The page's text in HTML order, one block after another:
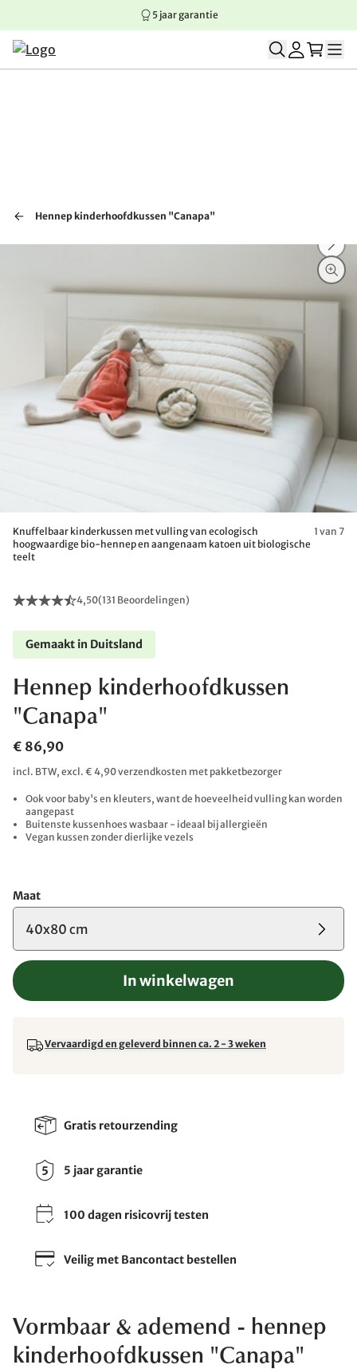
Springen naar hoofdinhoud
Springen naar hoofdnavigatie
Springen naar voettekst
5 jaar garantie
Hennep kinderhoofdkussen "Canapa"
Knuffelbaar kinderkussen met vulling van ecologisch
hoogwaardige bio-hennep en aangenaam katoen uit biologische
teelt
1 van 7
4,50(131 Beoordelingen)
Gemaakt in Duitsland
Hennep kinderhoofdkussen
"Canapa"
€ 86,90
incl. BTW, excl. € 4,90 verzendkosten met pakketbezorger
Ook voor baby's en kleuters, want de hoeveelheid vulling kan worden
aangepast
Buitenste kussenhoes wasbaar - ideaal bij allergieën
Vegan kussen zonder dierlijke vezels
Maat
40x80 cm
In winkelwagen
Vervaardigd en geleverd binnen ca. 2 - 3 weken
Gratis retourzending
5 jaar garantie
100 dagen risicovrij testen
Veilig met Bancontact bestellen
Vormbaar & ademend - hennep
kinderhoofdkussen "Canapa"